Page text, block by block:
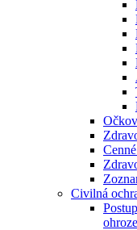
Civilná